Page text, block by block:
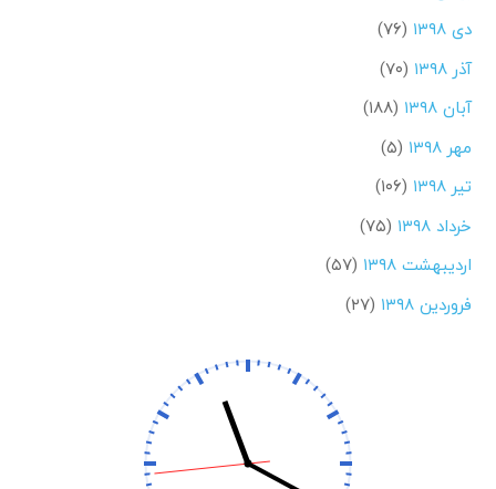
دی ۱۳۹۸
(۷۶)
آذر ۱۳۹۸
(۷۰)
آبان ۱۳۹۸
(۱۸۸)
مهر ۱۳۹۸
(۵)
تیر ۱۳۹۸
(۱۰۶)
خرداد ۱۳۹۸
(۷۵)
اردیبهشت ۱۳۹۸
(۵۷)
فروردین ۱۳۹۸
(۲۷)